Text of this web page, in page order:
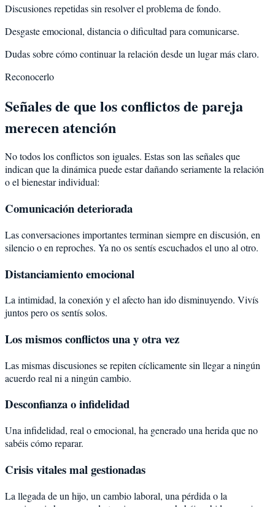
Discusiones repetidas sin resolver el problema de fondo.
Desgaste emocional, distancia o dificultad para comunicarse.
Dudas sobre cómo continuar la relación desde un lugar más claro.
Reconocerlo
Señales de que los conflictos de pareja
merecen atención
No todos los conflictos son iguales. Estas son las señales que
indican que la dinámica puede estar dañando seriamente la relación
o el bienestar individual:
Comunicación deteriorada
Las conversaciones importantes terminan siempre en discusión, en
silencio o en reproches. Ya no os sentís escuchados el uno al otro.
Distanciamiento emocional
La intimidad, la conexión y el afecto han ido disminuyendo. Vivís
juntos pero os sentís solos.
Los mismos conflictos una y otra vez
Las mismas discusiones se repiten cíclicamente sin llegar a ningún
acuerdo real ni a ningún cambio.
Desconfianza o infidelidad
Una infidelidad, real o emocional, ha generado una herida que no
sabéis cómo reparar.
Crisis vitales mal gestionadas
La llegada de un hijo, un cambio laboral, una pérdida o la